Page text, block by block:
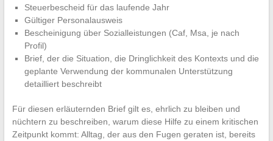
Steuerbescheid für das laufende Jahr
Gültiger Personalausweis
Bescheinigung über Sozialleistungen (Caf, Msa, je nach
Profil)
Brief, der die Situation, die Dringlichkeit des Kontexts und die
geplante Verwendung der kommunalen Unterstützung
detailliert beschreibt
Für diesen erläuternden Brief gilt es, ehrlich zu bleiben und
nüchtern zu beschreiben, warum diese Hilfe zu einem kritischen
Zeitpunkt kommt: Alltag, der aus den Fugen geraten ist, bereits